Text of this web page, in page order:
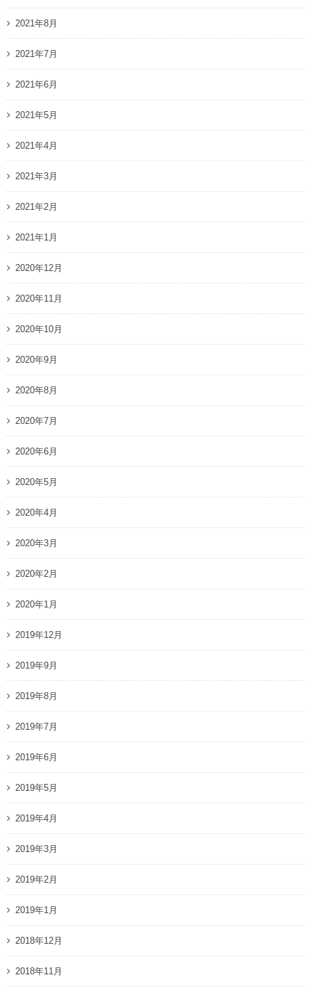
2021年8月
2021年7月
2021年6月
2021年5月
2021年4月
2021年3月
2021年2月
2021年1月
2020年12月
2020年11月
2020年10月
2020年9月
2020年8月
2020年7月
2020年6月
2020年5月
2020年4月
2020年3月
2020年2月
2020年1月
2019年12月
2019年9月
2019年8月
2019年7月
2019年6月
2019年5月
2019年4月
2019年3月
2019年2月
2019年1月
2018年12月
2018年11月